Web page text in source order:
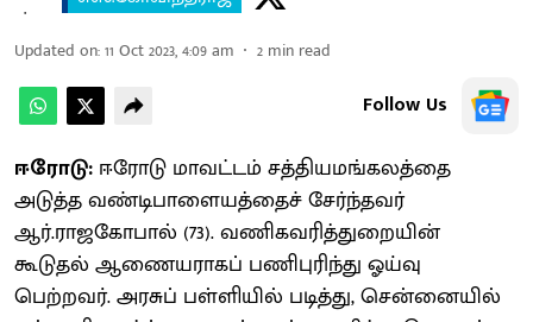
Updated on:11 Oct 2023, 4:09 am 2 min read
Follow Us
ஈரோடு: ஈரோடு மாவட்டம் சத்தியமங்கலத்தை
அடுத்த வண்டிபாளையத்தைச் சேர்ந்தவர்
ஆர்.ராஜகோபால் (73). வணிகவரித்துறையின்
கூடுதல் ஆணையராகப் பணிபுரிந்து ஓய்வு
பெற்றவர். அரசுப் பள்ளியில் படித்து, சென்னையில்